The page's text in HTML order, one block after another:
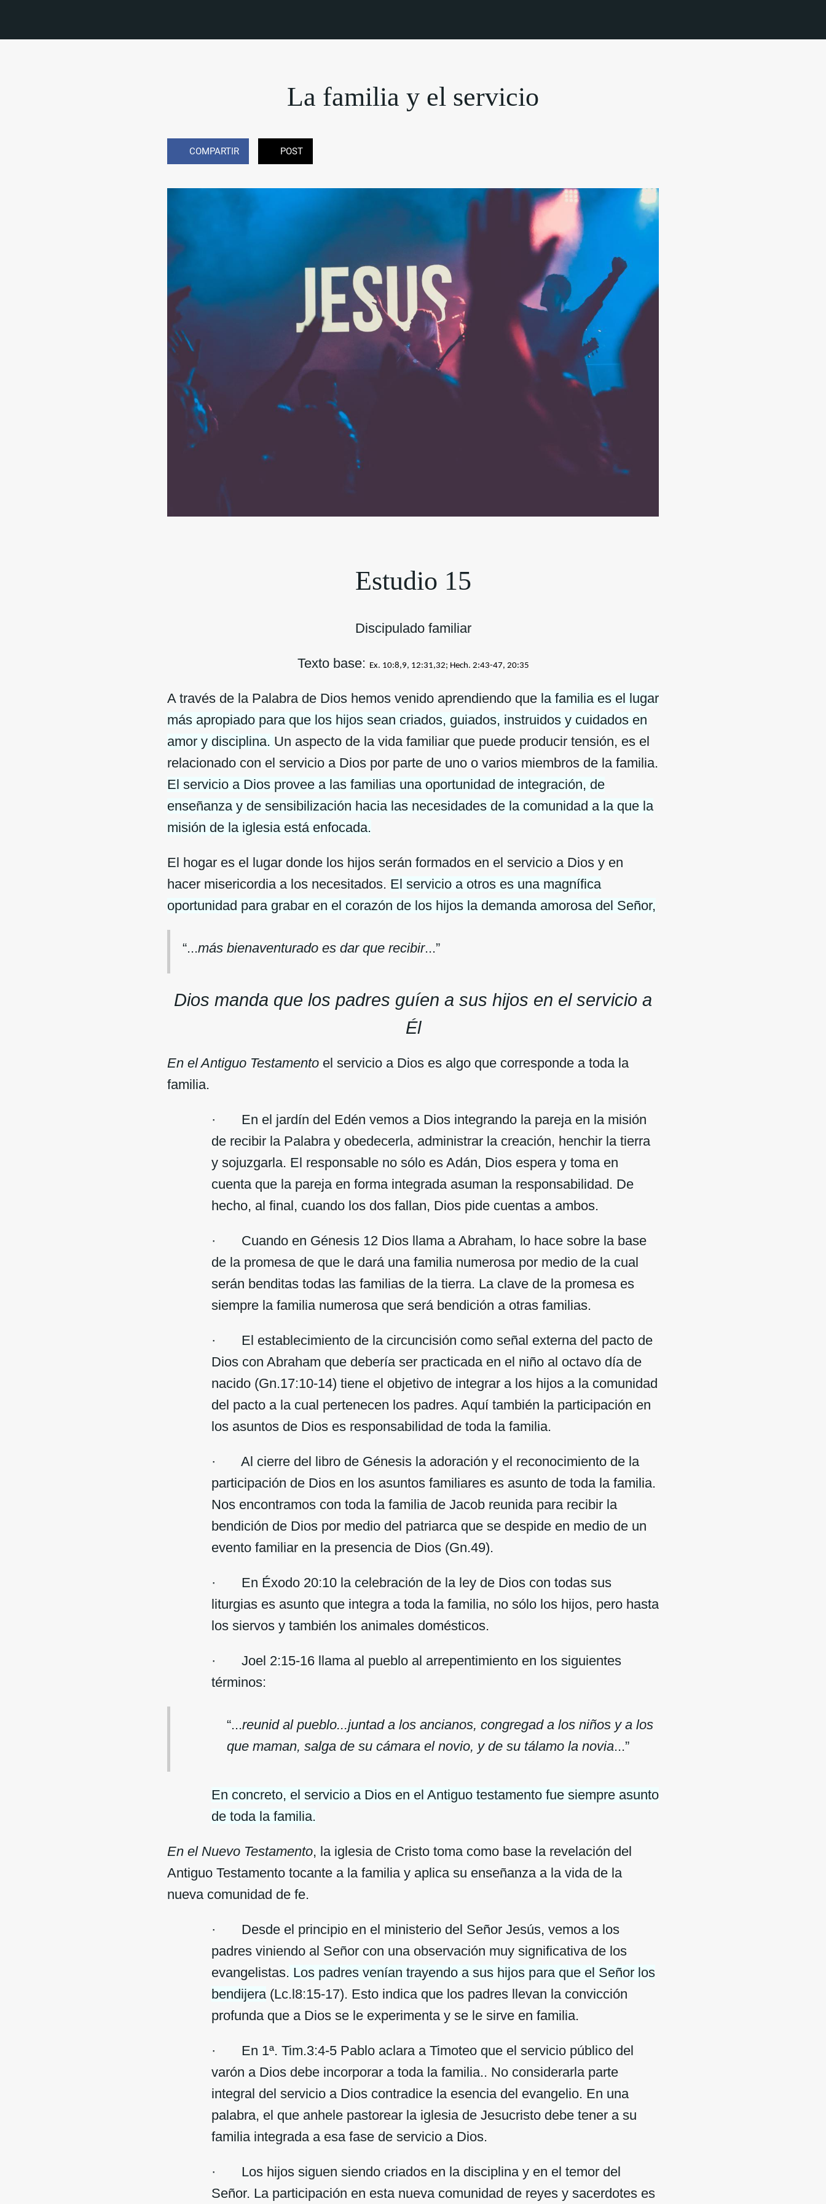
La familia y el servicio
COMPARTIR POST
Estudio 15
Discipulado familiar
Texto base: Ex. 10:8,9, 12:31,32; Hech. 2:43-47, 20:35
A través de la Palabra de Dios hemos venido aprendiendo que la familia es el lugar
más apropiado para que los hijos sean criados, guiados, instruidos y cuidados en
amor y disciplina. Un aspecto de la vida familiar que puede producir tensión, es el
relacionado con el servicio a Dios por parte de uno o varios miembros de la familia.
El servicio a Dios provee a las familias una oportunidad de integración, de
enseñanza y de sensibilización hacia las necesidades de la comunidad a la que la
misión de la iglesia está enfocada.
El hogar es el lugar donde los hijos serán formados en el servicio a Dios y en
hacer misericordia a los necesitados. El servicio a otros es una magnífica
oportunidad para grabar en el corazón de los hijos la demanda amorosa del Señor,
“...más bienaventurado es dar que recibir...”
Dios manda que los padres guíen a sus hijos en el servicio a
Él
En el Antiguo Testamento el servicio a Dios es algo que corresponde a toda la
familia.
· En el jardín del Edén vemos a Dios integrando la pareja en la misión
de recibir la Palabra y obedecerla, administrar la creación, henchir la tierra
y sojuzgarla. El responsable no sólo es Adán, Dios espera y toma en
cuenta que la pareja en forma integrada asuman la responsabilidad. De
hecho, al final, cuando los dos fallan, Dios pide cuentas a ambos.
· Cuando en Génesis 12 Dios llama a Abraham, lo hace sobre la base
de la promesa de que le dará una familia numerosa por medio de la cual
serán benditas todas las familias de la tierra. La clave de la promesa es
siempre la familia numerosa que será bendición a otras familias.
· El establecimiento de la circuncisión como señal externa del pacto de
Dios con Abraham que debería ser practicada en el niño al octavo día de
nacido (Gn.17:10-14) tiene el objetivo de integrar a los hijos a la comunidad
del pacto a la cual pertenecen los padres. Aquí también la participación en
los asuntos de Dios es responsabilidad de toda la familia.
· Al cierre del libro de Génesis la adoración y el reconocimiento de la
participación de Dios en los asuntos familiares es asunto de toda la familia.
Nos encontramos con toda la familia de Jacob reunida para recibir la
bendición de Dios por medio del patriarca que se despide en medio de un
evento familiar en la presencia de Dios (Gn.49).
· En Éxodo 20:10 la celebración de la ley de Dios con todas sus
liturgias es asunto que integra a toda la familia, no sólo los hijos, pero hasta
los siervos y también los animales domésticos.
· Joel 2:15-16 llama al pueblo al arrepentimiento en los siguientes
términos:
“...reunid al pueblo...juntad a los ancianos, congregad a los niños y a los
que maman, salga de su cámara el novio, y de su tálamo la novia...”
En concreto, el servicio a Dios en el Antiguo testamento fue siempre asunto
de toda la familia.
En el Nuevo Testamento, la iglesia de Cristo toma como base la revelación del
Antiguo Testamento tocante a la familia y aplica su enseñanza a la vida de la
nueva comunidad de fe.
· Desde el principio en el ministerio del Señor Jesús, vemos a los
padres viniendo al Señor con una observación muy significativa de los
evangelistas. Los padres venían trayendo a sus hijos para que el Señor los
bendijera(Lc.l8:15-17). Esto indica que los padres llevan la convicción
profunda que a Dios se le experimenta y se le sirve en familia.
· En 1ª. Tim.3:4-5 Pablo aclara a Timoteo que el servicio público del
varón a Dios debe incorporar a toda la familia.. No considerarla parte
integral del servicio a Dios contradice la esencia del evangelio. En una
palabra, el que anhele pastorear la iglesia de Jesucristo debe tener a su
familia integrada a esa fase de servicio a Dios.
· Los hijos siguen siendo criados en la disciplina y en el temor del
Señor. La participación en esta nueva comunidad de reyes y sacerdotes es